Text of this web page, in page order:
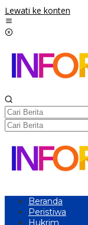
Lewati ke konten
Beranda
Peristiwa
Hukrim